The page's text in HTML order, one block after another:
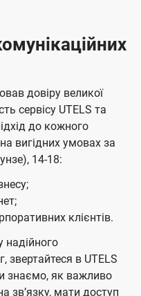
довіру великої
сервісу UTELS та
до кожного
вигідних умовах за
14-18:
клієнтів.
надійного
звертайтеся в UTELS
знаємо, як важливо
звʼязку, мати доступ